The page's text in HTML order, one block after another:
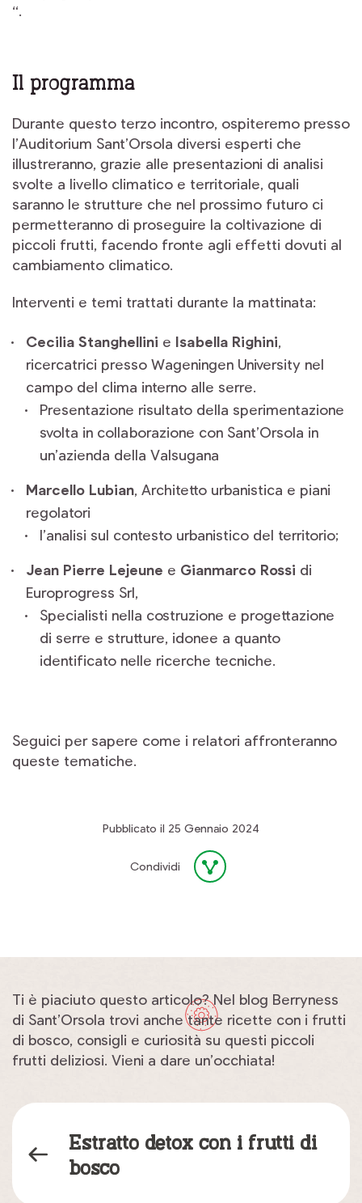
“.
Il programma
Durante questo terzo incontro, ospiteremo presso
l’Auditorium Sant’Orsola diversi esperti che
illustreranno, grazie alle presentazioni di analisi
svolte a livello climatico e territoriale, quali
saranno le strutture che nel prossimo futuro ci
permetteranno di proseguire la coltivazione di
piccoli frutti, facendo fronte agli effetti dovuti al
cambiamento climatico.
Interventi e temi trattati durante la mattinata:
Cecilia Stanghellini e Isabella Righini,
ricercatrici presso Wageningen University nel
campo del clima interno alle serre.
Presentazione risultato della sperimentazione
svolta in collaborazione con Sant’Orsola in
un’azienda della Valsugana
Marcello Lubian, Architetto urbanistica e piani
regolatori
l’analisi sul contesto urbanistico del territorio;
Jean Pierre Lejeune e Gianmarco Rossi di
Europrogress Srl,
Specialisti nella costruzione e progettazione
di serre e strutture, idonee a quanto
identificato nelle ricerche tecniche.
Seguici per sapere come i relatori affronteranno
queste tematiche.
Condividi
Pubblicato il 25 Gennaio 2024
Ti è piaciuto questo articolo? Nel blog Berryness
di Sant’Orsola trovi anche tante ricette con i frutti
di bosco, consigli e curiosità su questi piccoli
frutti deliziosi. Vieni a dare un’occhiata!
Estratto detox con i frutti di
bosco